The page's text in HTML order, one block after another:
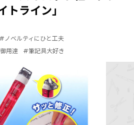
ライン」
#ノベルティにひと工夫
用達
#筆記具大好き